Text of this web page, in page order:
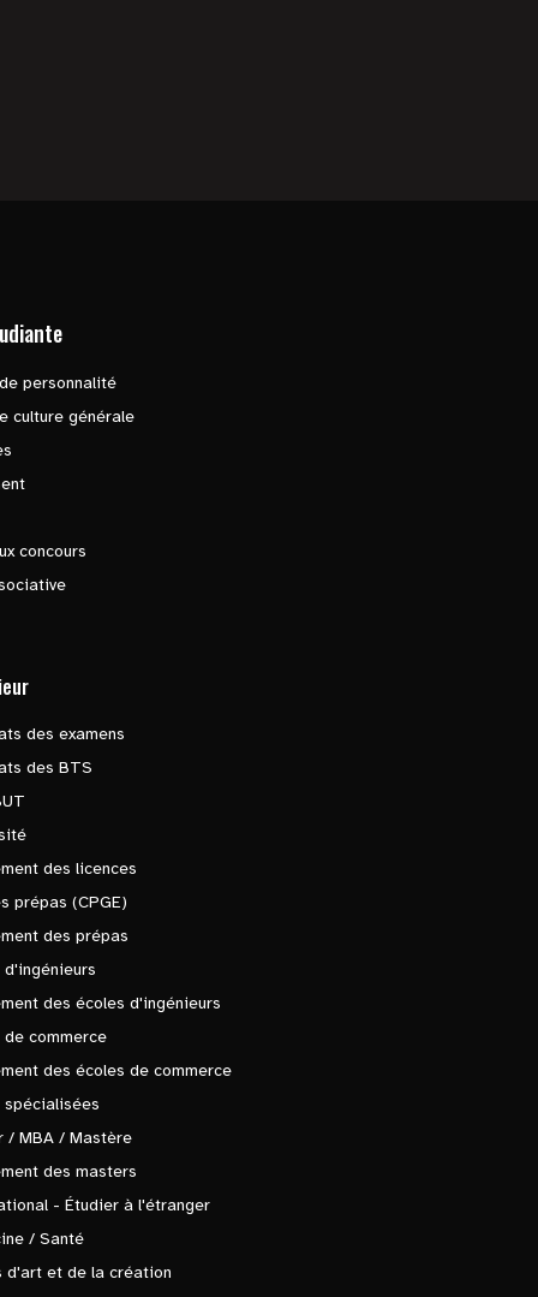
personnalité
culture générale
concours
des examens
des BTS
des licences
prépas (CPGE)
des prépas
d'ingénieurs
des écoles d'ingénieurs
de commerce
des écoles de commerce
spécialisées
/ MBA / Mastère
des masters
- Étudier à l'étranger
/ Santé
d'art et de la création